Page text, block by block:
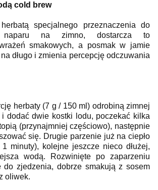
cold brew
specjalnego przeznaczenia do
naparu na zimno, dostarcza to
smakowych, a posmak w jamie
długo i zmienia percepcję odczuwania
herbaty (7 g / 150 ml) odrobiną zimnej
dodać dwie kostki lodu, poczekać kilka
(przynajmniej częściowo), następnie
się. Drugie parzenie już na ciepło
minuty), kolejne jeszcze nieco dłużej,
wodą. Rozwinięte po zaparzeniu
do zjedzenia, dobrze smakują z sosem
oliwek.